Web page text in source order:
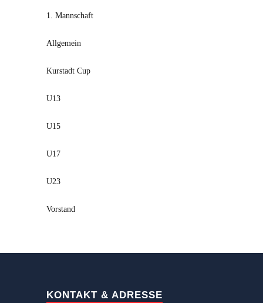
1. Mannschaft
Allgemein
Kurstadt Cup
U13
U15
U17
U23
Vorstand
KONTAKT & ADRESSE